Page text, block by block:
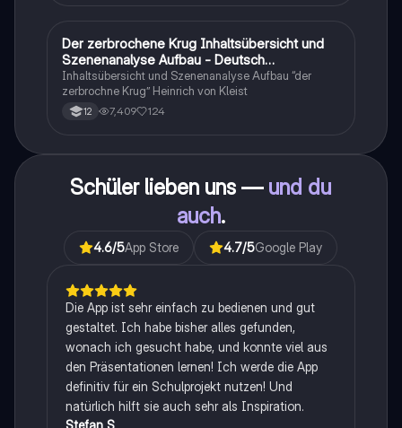
Deutsch
Der zerbrochene Krug Inhaltsübersicht und
Szenenanalyse Aufbau - Deutsch
Q1/Q2/Abitur
Inhaltsübersicht und Szenenanalyse Aufbau “der
zerbrochne Krug” Heinrich von Kleist
12 7,409 124
Schüler lieben uns — und du
auch.
4.6/5App Store 4.7/5Google Play
Die App ist sehr einfach zu bedienen und gut
gestaltet. Ich habe bisher alles gefunden,
wonach ich gesucht habe, und konnte viel aus
den Präsentationen lernen! Ich werde die App
definitiv für ein Schulprojekt nutzen! Und
natürlich hilft sie auch sehr als Inspiration.
Stefan S